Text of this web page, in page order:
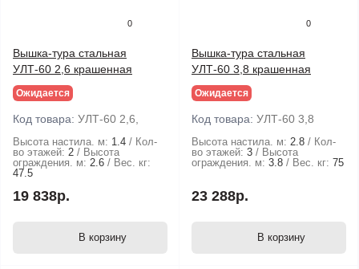
0
Вышка-тура стальная
УЛТ-60 2,6 крашенная
Ожидается
Код товара: УЛТ-60 2,6,
Высота настила. м: 1.4
Кол-
во этажей: 2
Высота
ограждения. м: 2.6
Вес. кг:
47.5
19 838р.
В корзину
0
Вышка-тура стальная
УЛТ-60 3,8 крашенная
Ожидается
Код товара: УЛТ-60 3,8
Высота настила. м: 2.8
Кол-
во этажей: 3
Высота
ограждения. м: 3.8 Вес. кг: 75
23 288р.
В корзину